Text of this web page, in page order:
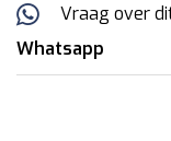
Vraag over
Whatsapp